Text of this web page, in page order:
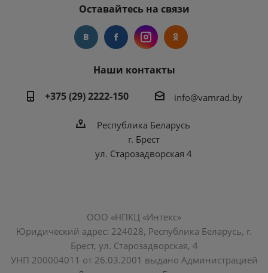
Оставайтесь на связи
Наши контакты
+375 (29) 2222-150
info@vamrad.by
Республика Беларусь
г. Брест
ул. Старозадворская 4
ООО «НПКЦ «Интекс»
Юридический адрес: 224028, Республика Беларусь, г.
Брест, ул. Старозадворская, 4
УНП 200004011 от 26.03.2001 выдано Администрацией